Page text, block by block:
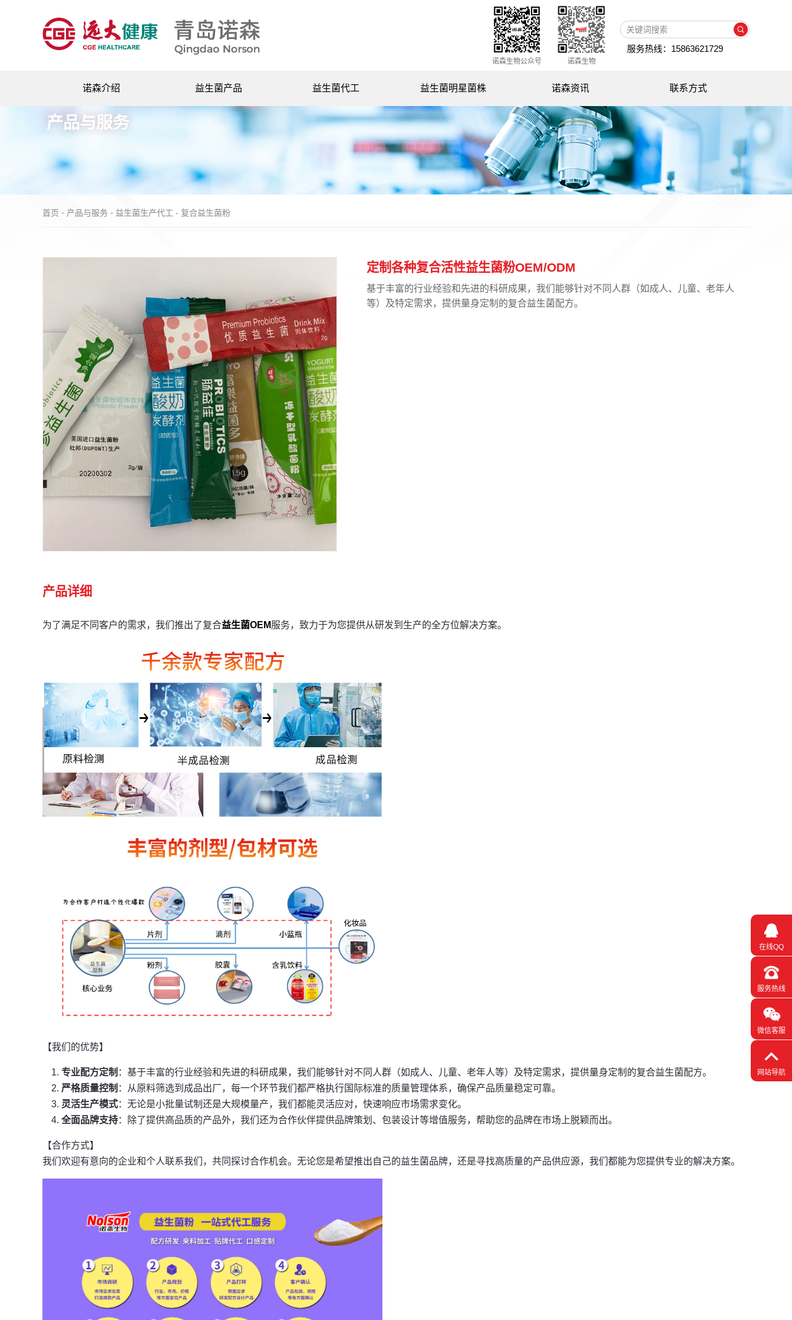
诺森生物公众号 诺森生物
服务热线：15863621729
诺森介绍
公司简介
益生菌产品
益生菌冻干粉
益生菌生产代工
享禾饮料产品
益生菌代工 益生菌明星菌株
动物双歧杆菌NSY0201
副干酪乳杆菌NSL0201
罗伊氏乳杆菌NSL0501
鼠李糖乳杆菌NSL0401
诺森资讯
公司新闻
媒体专访
知识百科
联系方式
产品与服务
首页 - 产品与服务 - 益生菌生产代工 - 复合益生菌粉
定制各种复合活性益生菌粉OEM/ODM
基于丰富的行业经验和先进的科研成果，我们能够针对不同人群（如成人、儿童、老年人
等）及特定需求，提供量身定制的复合益生菌配方。
产品详细
为了满足不同客户的需求，我们推出了复合益生菌OEM服务，致力于为您提供从研发到生产的全方位解决方案。
【我们的优势】
专业配方定制 ：基于丰富的行业经验和先进的科研成果，我们能够针对不同人群（如成人、儿童、老年人等）及特定需求，提供量身定制的复合益生菌配方。
严格质量控制 ：从原料筛选到成品出厂，每一个环节我们都严格执行国际标准的质量管理体系，确保产品质量稳定可靠。
灵活生产模式：无论是小批量试制还是大规模量产，我们都能灵活应对，快速响应市场需求变化。
全面品牌支持：除了提供高品质的产品外，我们还为合作伙伴提供品牌策划、包装设计等增值服务，帮助您的品牌在市场上脱颖而出。
【合作方式】
我们欢迎有意向的企业和个人联系我们，共同探讨合作机会。无论您是希望推出自己的益生菌品牌，还是寻找高质量的产品供应源，我们都能为您提供专业的解决方案。
在线QQ
服务热线
微信客服
网站导航